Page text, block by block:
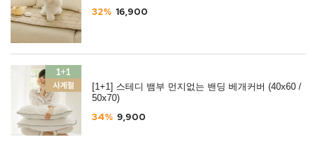
32% 16,900
[1+1] 스테디 뱀부 먼지없는 밴딩 베개커버 (40x60 /
50x70)
34% 9,900